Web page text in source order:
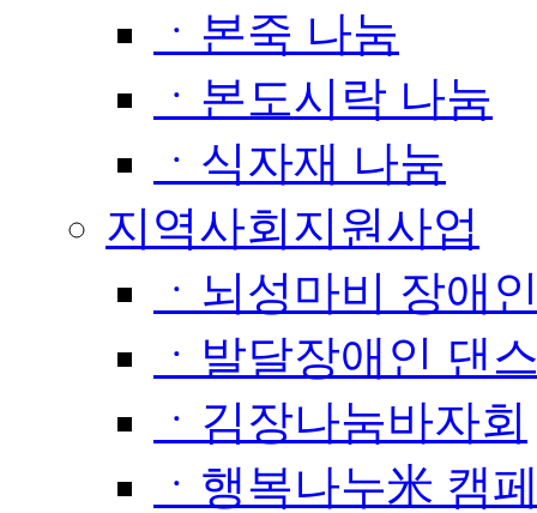
ㆍ본죽 나눔
ㆍ본도시락 나눔
ㆍ식자재 나눔
지역사회지원사업
ㆍ뇌성마비 장애
ㆍ발달장애인 댄
ㆍ김장나눔바자회
ㆍ행복나누米 캠